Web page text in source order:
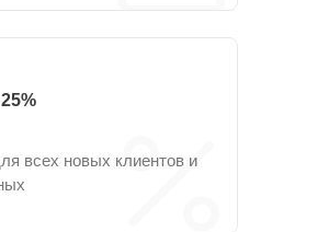
всех новых клиентов и